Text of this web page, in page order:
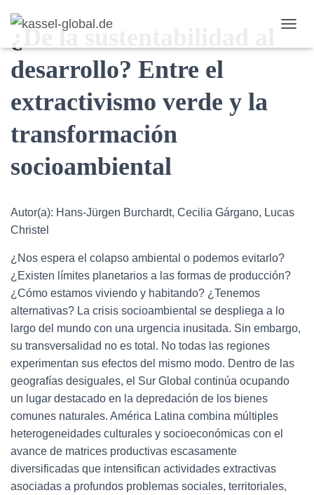
¿De la sustentabilidad al
desarrollo? Entre el
extractivismo verde y la
transformación
socioambiental
Autor(a): Hans-Jürgen Burchardt, Cecilia Gárgano, Lucas
Christel
¿Nos espera el colapso ambiental o podemos evitarlo?
¿Existen límites planetarios a las formas de producción?
¿Cómo estamos viviendo y habitando? ¿Tenemos
alternativas? La crisis socioambiental se despliega a lo
largo del mundo con una urgencia inusitada. Sin embargo,
su transversalidad no es total. No todas las regiones
experimentan sus efectos del mismo modo. Dentro de las
geografías desiguales, el Sur Global continúa ocupando
un lugar destacado en la depredación de los bienes
comunes naturales. América Latina combina múltiples
heterogeneidades culturales y socioeconómicas con el
avance de matrices productivas escasamente
diversificadas que intensifican actividades extractivas
asociadas a profundos problemas sociales, territoriales,